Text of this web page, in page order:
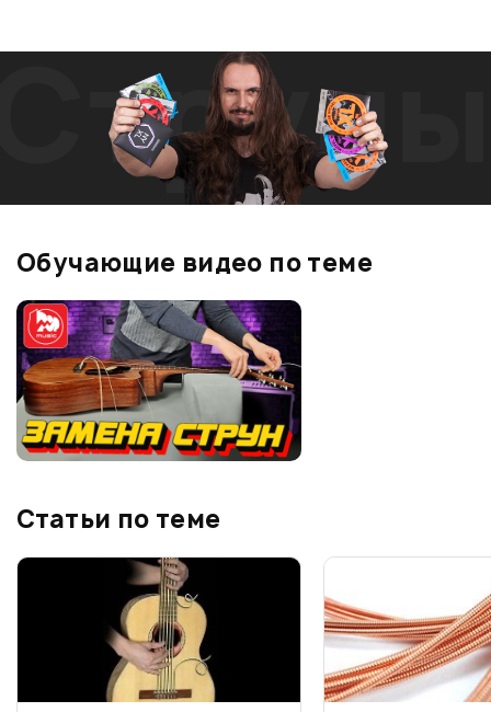
Обучающие видео по теме
Статьи по теме